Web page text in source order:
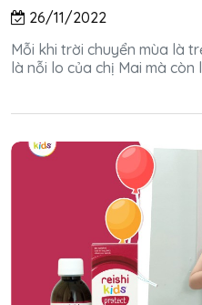
26/11/2022
Mỗi khi trời chuyển mùa là
là nỗi lo của chị Mai mà còn